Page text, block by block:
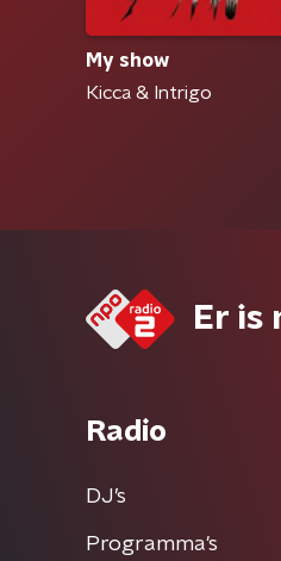
My show
Kicca & Intrigo
Er is
Radio
DJ’s
Programma's